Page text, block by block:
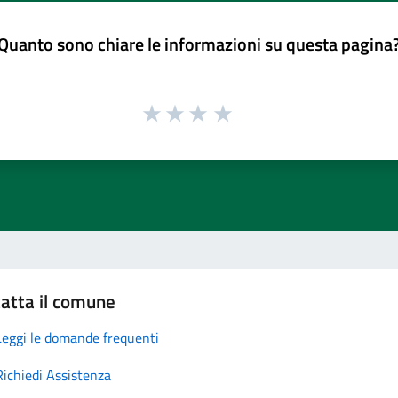
sono chiare le informazioni su questa
il comune
le domande frequenti
Assistenza